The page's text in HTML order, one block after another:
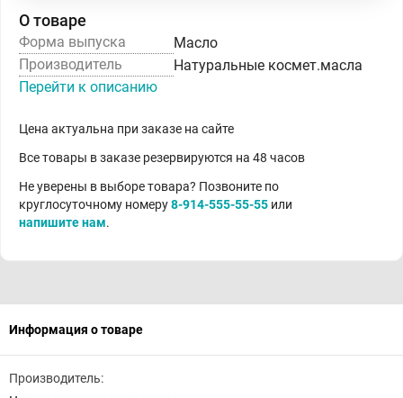
О товаре
Форма выпуска
Масло
Производитель
Натуральные космет.масла
Перейти к описанию
Цена актуальна при заказе на сайте
Все товары в заказе резервируются на 48 часов
Не уверены в выборе товара? Позвоните по
круглосуточному номеру8-914-555-55-55 или
напишите нам.
Информация о товаре
Производитель: